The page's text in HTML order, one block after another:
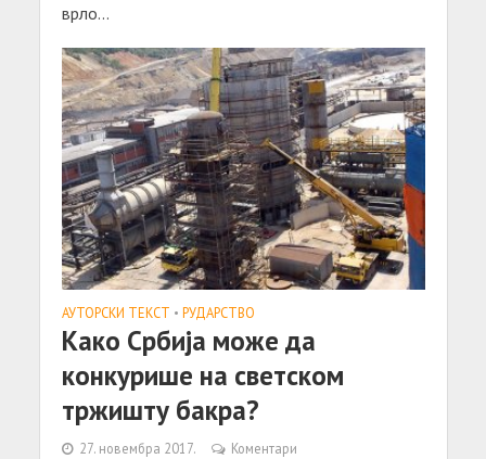
врло...
АУТОРСКИ ТЕКСТ • РУДАРСТВО
Како Србија може да
конкурише на светском
тржишту бакра?
27. новембра 2017. Коментари